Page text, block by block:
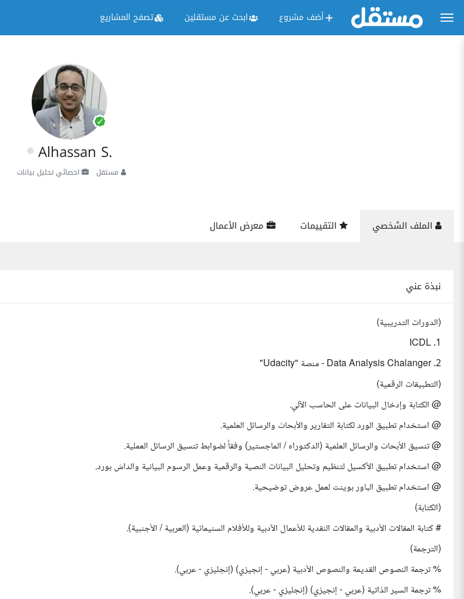
أضف مشروع ابحث عن مستقلين تصفح المشاريع
Alhassan S.
مستقل اخصائي تحليل بيانات
الملف الشخصي التقييمات معرض الأعمال
نبذة عني
(الدورات التدريبية)
1. ICDL
2. Data Analysis Chalanger - منصة "Udacity"
(التطبيقات الرقمية)
@ الكتابة وإدخال البيانات على الحاسب الآلي.
@ استخدام تطبيق الورد لكتابة التقارير والأبحاث والرسائل العلمية.
@ تنسيق الأبحاث والرسائل العلمية (الدكتوراه / الماجستير) وفقاً لضوابط تنسيق الرسائل العملية.
@ استخدام تطبيق الأكسيل لتنظيم وتحليل البيانات النصية والرقمية وعمل الرسوم البيانية والداش بورد.
@ استخدام تطبيق الباور بوينت لعمل عروض توضيحية.
(الكتابة)
# كتابة المقالات الأدبية والمقالات النقدية للأعمال الآدبية وللأفلام السنيمائية (العربية / الأجنبية).
(الترجمة)
% ترجمة النصوص القديمة والنصوص الآدبية (عربي - إنجيزي) (إنجليزي - عربي).
% ترجمة السير الذاتية (عربي - إنجيزي) (إنجليزي - عربي).